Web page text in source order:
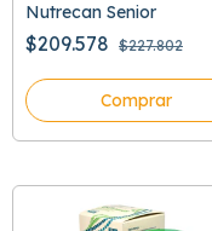
Nutrecan Senior
$209.578 $227.802
Comprar